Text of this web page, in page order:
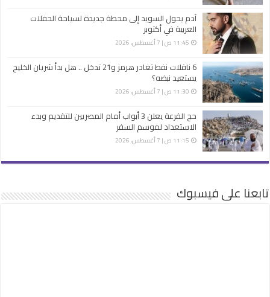
آدم يحول السويد إلى محطة جديدة لسياحة الحفلات
العربية في أكتوبر
11:45 ص | 7 أغسطس، 2026
6 ناقلات نفط تغادر هرمز و21 تدخل .. هل بدأ شريان الخليج
يستعيد نبضه؟
11:30 ص | 7 أغسطس، 2026
حج القرعة يعلن 3 أبواب أمام المصريين للتقديم وبدء
الاستعداد لموسم السفر
11:15 ص | 7 أغسطس، 2026
تابعنا على فيسبوك